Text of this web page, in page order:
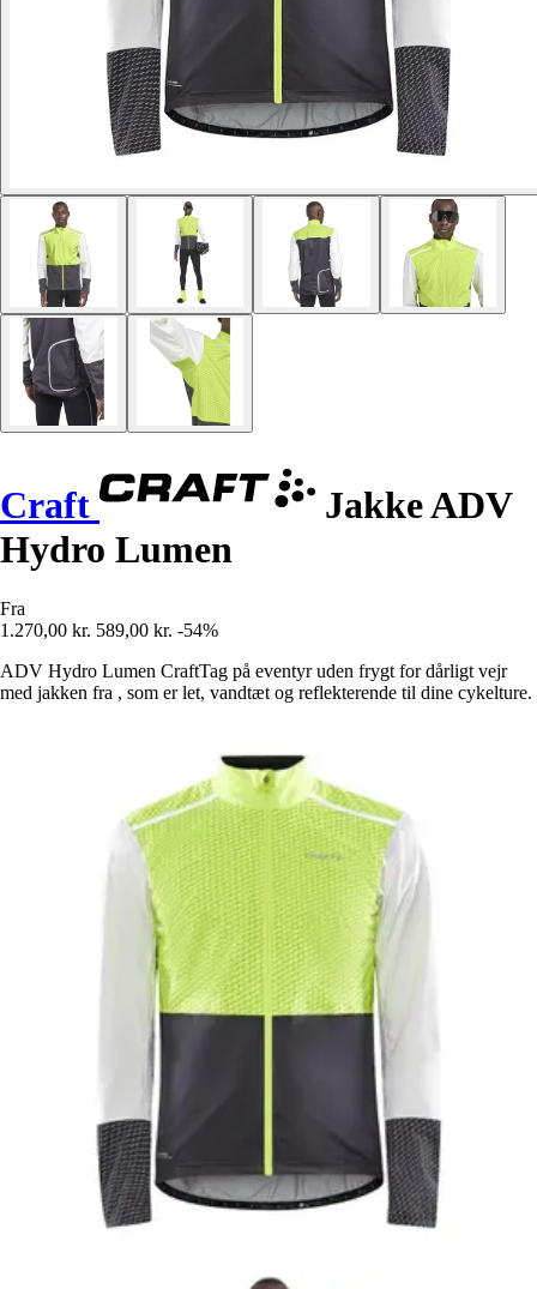
Craft
Jakke ADV
Hydro Lumen
Fra
1.270,00 kr. 589,00 kr. -54%
ADV Hydro Lumen CraftTag på eventyr uden frygt for dårligt vejr
med jakken fra , som er let, vandtæt og reflekterende til dine cykelture.